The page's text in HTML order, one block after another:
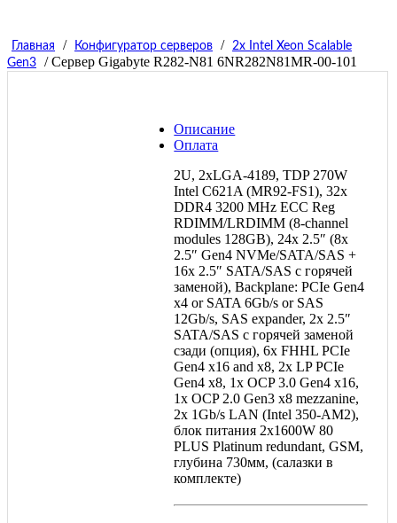
Главная / Конфигуратор серверов /
2x Intel Xeon Scalable
Gen3
/ Сервер Gigabyte R282-N81 6NR282N81MR-00-101
Описание
Оплата
2U, 2xLGA-4189, TDP 270W
Intel C621A (MR92-FS1), 32x
DDR4 3200 MHz ECC Reg
RDIMM/LRDIMM (8-channel
modules 128GB), 24x 2.5″ (8x
2.5″ Gen4 NVMe/SATA/SAS +
16x 2.5″ SATA/SAS с горячей
заменой), Backplane: PCIe Gen4
x4 or SATA 6Gb/s or SAS
12Gb/s, SAS expander, 2x 2.5″
SATA/SAS с горячей заменой
сзади (опция), 6x FHHL PCIe
Gen4 x16 and x8, 2x LP PCIe
Gen4 x8, 1x OCP 3.0 Gen4 x16,
1x OCP 2.0 Gen3 x8 mezzanine,
2x 1Gb/s LAN (Intel 350-AM2),
блок питания 2x1600W 80
PLUS Platinum redundant, GSM,
глубина 730мм, (салазки в
комплекте)